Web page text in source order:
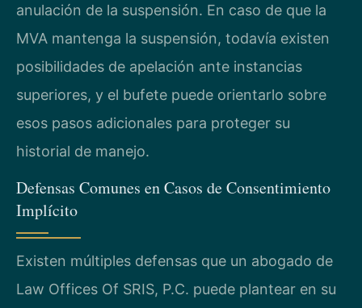
anulación de la suspensión. En caso de que la
MVA mantenga la suspensión, todavía existen
posibilidades de apelación ante instancias
superiores, y el bufete puede orientarlo sobre
esos pasos adicionales para proteger su
historial de manejo.
Defensas Comunes en Casos de Consentimiento
Implícito
Existen múltiples defensas que un abogado de
Law Offices Of SRIS, P.C. puede plantear en su